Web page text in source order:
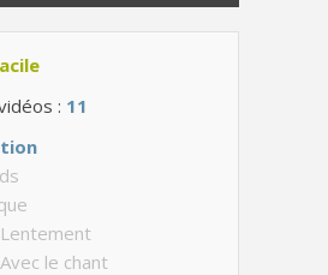
: 11
le chant